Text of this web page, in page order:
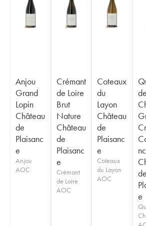
Anjou
Grand
Lopin
Château
de
Plaisanc
e
Anjou
AOC
Crémant
de Loire
Brut
Nature
Château
de
Plaisanc
e
Crémant
de Loire
AOC
Coteaux
du
Layon
Château
de
Plaisanc
e
Coteaux
du Layon
AOC
de
de
e